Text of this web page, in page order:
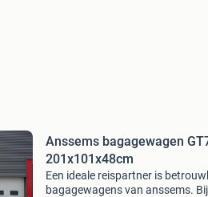
Anssems bagagewagen
201x101x48cm
Een ideale reispartner is
bagagewagens van anssems.